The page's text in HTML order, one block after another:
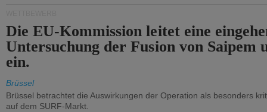
Die EU-Kommission leitet eine
Untersuchung der Fusion von Saipem
ein.
Brüssel
Brüssel betrachtet die Auswirkungen der Operation als besonders
auf dem SURF-Markt.